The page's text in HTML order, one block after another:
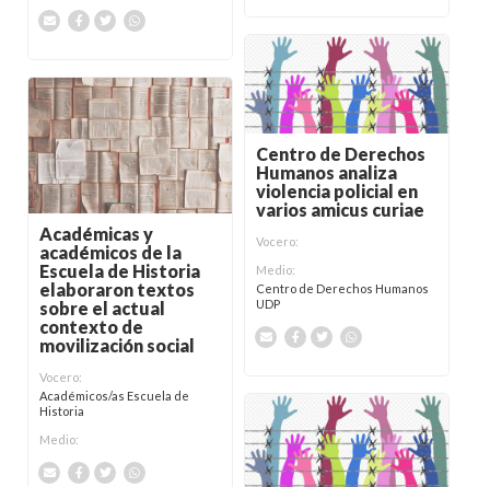
Centro de Derechos
Humanos analiza
violencia policial en
varios amicus curiae
Vocero:
Medio:
Centro de Derechos Humanos
UDP
Académicas y
académicos de la
Escuela de Historia
elaboraron textos
sobre el actual
contexto de
movilización social
Vocero:
Académicos/as Escuela de
Historia
Medio: